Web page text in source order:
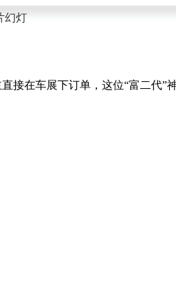
幻灯
在车展下订单，这位“富二代”